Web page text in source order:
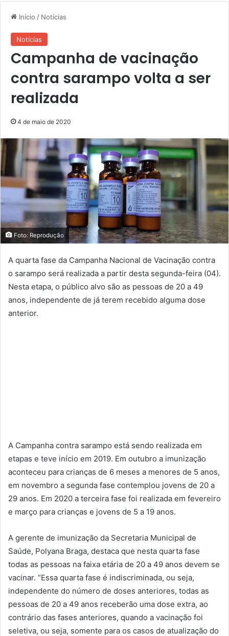
Início / Notícias
Notícias
Campanha de vacinação
contra sarampo volta a ser
realizada
4 de maio de 2020
Foto: Reprodução
A quarta fase da Campanha Nacional de Vacinação contra
o sarampo será realizada a partir desta segunda-feira (04).
Nesta etapa, o público alvo são as pessoas de 20 a 49
anos, independente de já terem recebido alguma dose
anterior.
A Campanha contra sarampo está sendo realizada em
etapas e teve início em 2019. Em outubro a imunização
aconteceu para crianças de 6 meses a menores de 5 anos,
em novembro a segunda fase contemplou jovens de 20 a
29 anos. Em 2020 a terceira fase foi realizada em fevereiro
e março para crianças e jovens de 5 a 19 anos.
A gerente de imunização da Secretaria Municipal de
Saúde, Polyana Braga, destaca que nesta quarta fase
todas as pessoas na faixa etária de 20 a 49 anos devem se
vacinar. “Essa quarta fase é indiscriminada, ou seja,
independente do número de doses anteriores, todas as
pessoas de 20 a 49 anos receberão uma dose extra, ao
contrário das fases anteriores, quando a vacinação foi
seletiva, ou seja, somente para os casos de atualização do